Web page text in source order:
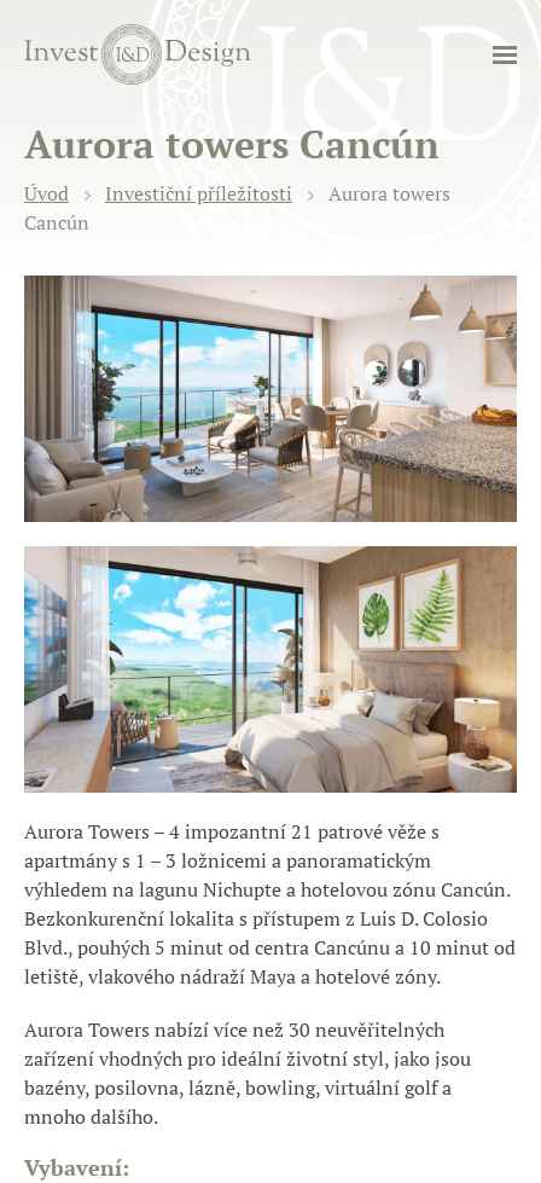
Aurora towers Cancún
Úvod Investiční příležitosti
Aurora towers
Cancún
Aurora Towers – 4 impozantní 21 patrové věže s
apartmány s 1 – 3 ložnicemi a panoramatickým
výhledem na lagunu Nichupte a hotelovou zónu Cancún.
Bezkonkurenční lokalita s přístupem z Luis D. Colosio
Blvd., pouhých 5 minut od centra Cancúnu a 10 minut od
letiště, vlakového nádraží Maya a hotelové zóny.
Aurora Towers nabízí více než 30 neuvěřitelných
zařízení vhodných pro ideální životní styl, jako jsou
bazény, posilovna, lázně, bowling, virtuální golf a
mnoho dalšího.
Vybavení: